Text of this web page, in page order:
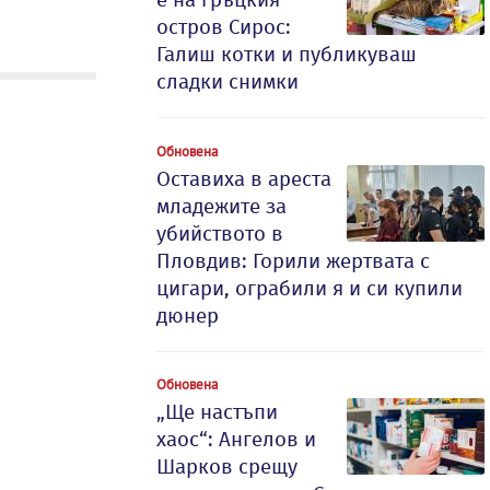
остров Сирос:
Галиш котки и публикуваш
сладки снимки
Обновена
Оставиха в ареста
младежите за
убийството в
Пловдив: Горили жертвата с
цигари, ограбили я и си купили
дюнер
Обновена
„Ще настъпи
хаос“: Ангелов и
Шарков срещу